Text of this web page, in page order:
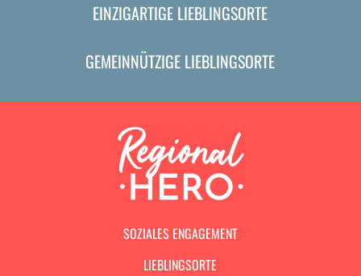
EINZIGARTIGE LIEBLINGSORTE
GEMEINNÜTZIGE LIEBLINGSORTE
SOZIALES ENGAGEMENT
LIEBLINGSORTE